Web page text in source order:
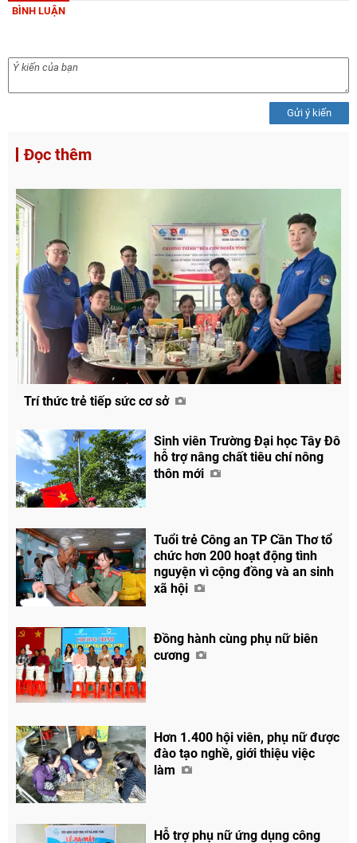
BÌNH LUẬN
Gửi ý kiến
Đọc thêm
Trí thức trẻ tiếp sức cơ sở
Sinh viên Trường Đại học Tây Đô
hỗ trợ nâng chất tiêu chí nông
thôn mới
Tuổi trẻ Công an TP Cần Thơ tổ
chức hơn 200 hoạt động tình
nguyện vì cộng đồng và an sinh
xã hội
Đồng hành cùng phụ nữ biên
cương
Hơn 1.400 hội viên, phụ nữ được
đào tạo nghề, giới thiệu việc
làm
Hỗ trợ phụ nữ ứng dụng công